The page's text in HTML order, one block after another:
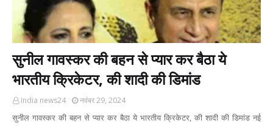
सुनील गावस्कर की बहन से प्यार कर बैठा ये
भारतीय क्रिकेटर, की शादी की डिमांड
India news24 नवंबर 29, 2024
सुनील गावस्कर की बहन से प्यार कर बैठा ये भारतीय क्रिकेटर, की शादी की डिमांड नई